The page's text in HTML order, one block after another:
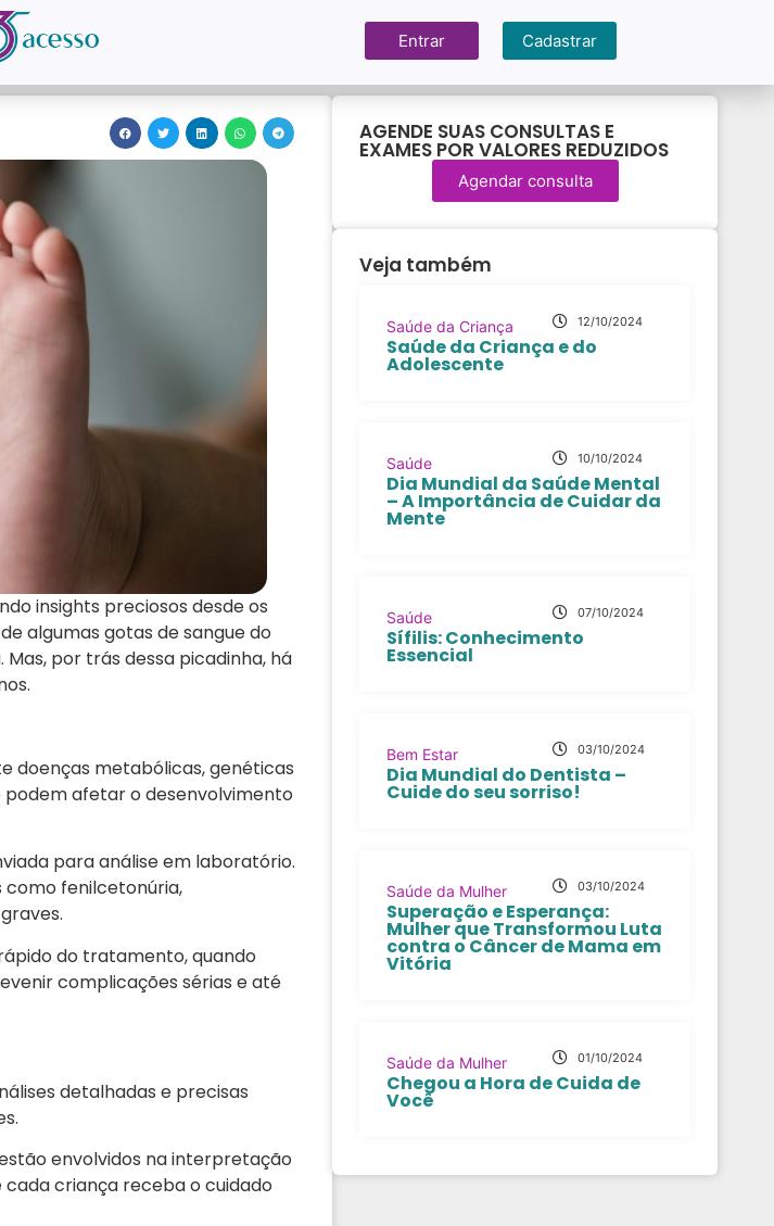
Entrar Cadastrar
insights preciosos desde os
algumas gotas de sangue do
por trás dessa picadinha, há
doenças metabólicas, genéticas
afetar o desenvolvimento
para análise em laboratório.
fenilcetonúria,
do tratamento, quando
complicações sérias e até
detalhadas e precisas
envolvidos na interpretação
criança receba o cuidado
AGENDE SUAS CONSULTAS E
EXAMES POR VALORES REDUZIDOS
Agendar consulta
Veja também
Saúde da Criança 12/10/2024
Saúde da Criança e do
Adolescente
Saúde 10/10/2024
Dia Mundial da Saúde Mental
– A Importância de Cuidar da
Mente
Saúde 07/10/2024
Sífilis: Conhecimento
Essencial
Bem Estar 03/10/2024
Dia Mundial do Dentista –
Cuide do seu sorriso!
Saúde da Mulher 03/10/2024
Superação e Esperança:
Mulher que Transformou Luta
contra o Câncer de Mama em
Vitória
Saúde da Mulher 01/10/2024
Chegou a Hora de Cuida de
Você